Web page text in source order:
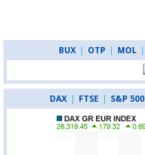
BUX | OTP | MOL |
DAX | FTSE | S&P 500